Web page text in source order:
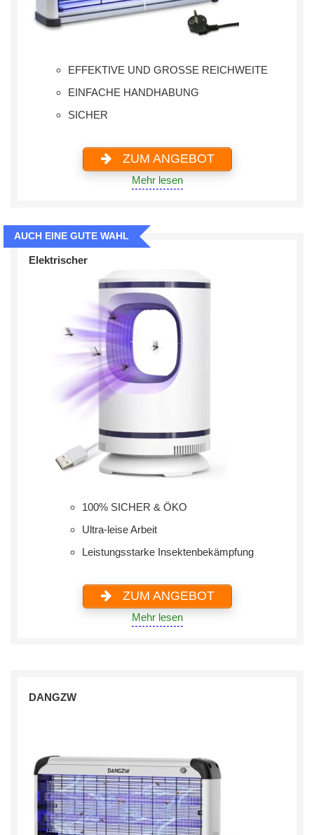
EFFEKTIVE UND GROSSE REICHWEITE
EINFACHE HANDHABUNG
SICHER
ZUM ANGEBOT
Mehr lesen
AUCH EINE GUTE WAHL
Elektrischer
100% SICHER & ÖKO
Ultra-leise Arbeit
Leistungsstarke Insektenbekämpfung
ZUM ANGEBOT
Mehr lesen
DANGZW